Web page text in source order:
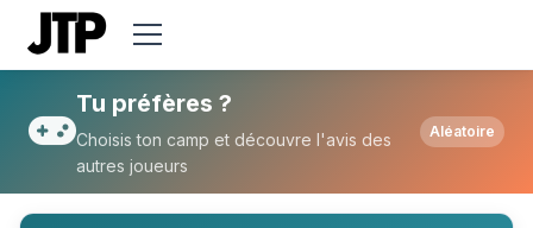
Tu préfères Que Benzema revienne en
Tu préfères ?
Choisis ton camp et découvre l'avis des
autres joueurs
Aléatoire